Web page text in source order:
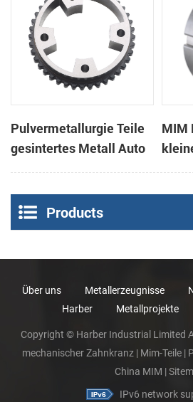
Pulvermetallurgie Teile
gesintertes Metall Auto
MIM
Products
Über uns Metallerzeugnisse
Harber
Metallprojekte
Copyright © Harber Industrial Limited
mechanischer Zahnkranz |Mim-Teile |
China MIM |
IPv6 network